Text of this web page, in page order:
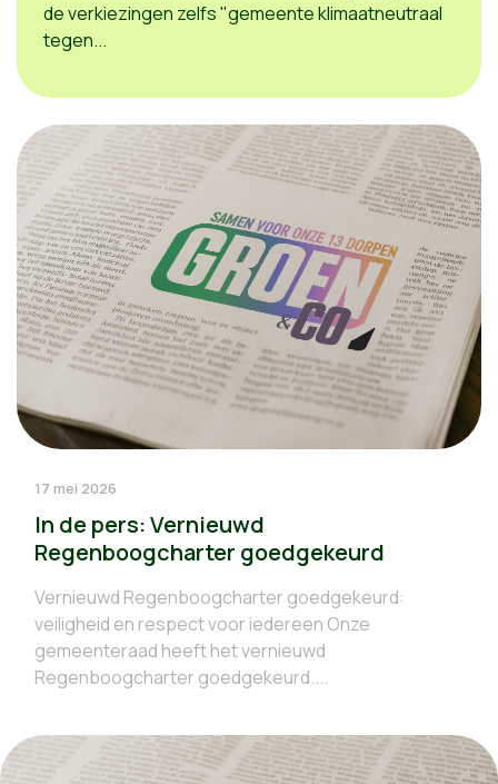
de verkiezingen zelfs "gemeente klimaatneutraal
tegen...
17 mei 2026
In de pers: Vernieuwd
Regenboogcharter goedgekeurd
Vernieuwd Regenboogcharter goedgekeurd:
veiligheid en respect voor iedereen Onze
gemeenteraad heeft het vernieuwd
Regenboogcharter goedgekeurd....